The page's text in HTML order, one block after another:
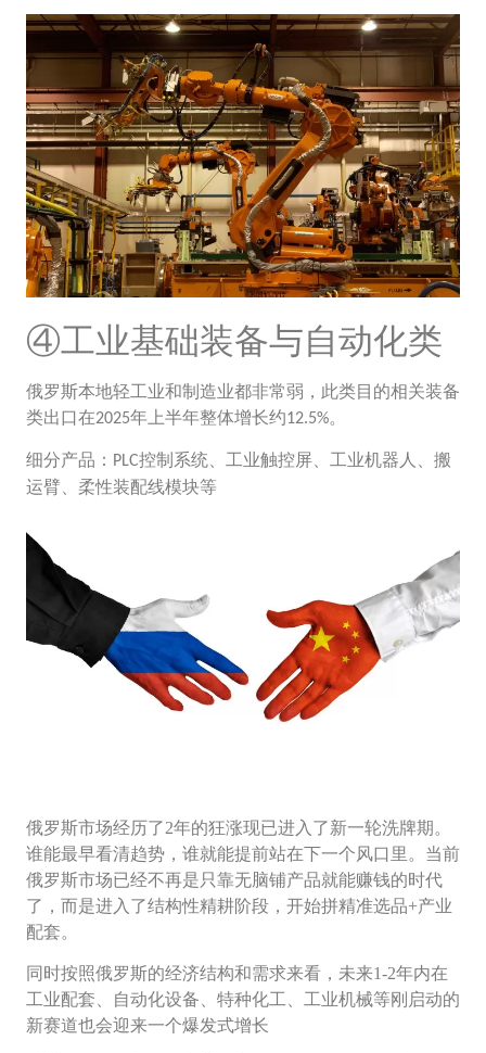
④工业基础装备与自动化类
俄罗斯本地轻工业和制造业都非常弱，此类目的相关装备
类出口在2025年上半年整体增长约12.5%。
细分产品： PLC控制系统、工业触控屏、工业机器人、搬
运臂、柔性装配线模块等
俄罗斯市场经历了2年的狂涨现已进入了新一轮洗牌期。
谁能最早看清趋势，谁就能提前站在下一个风口里。当前
俄罗斯市场已经不再是只靠无脑铺产品就能赚钱的时代
了，而是进入了结构性精耕阶段，开始拼精准选品+产业
配套。
同时按照俄罗斯的经济结构和需求来看，未来1-2年内在
工业配套、自动化设备、特种化工、工业机械等刚启动的
新赛道也会迎来一个爆发式增长